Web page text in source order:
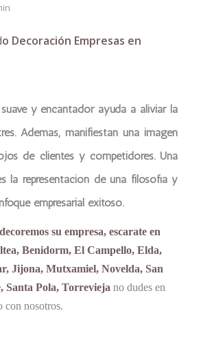
o Decoración Empresas en
y encantador ayuda a aliviar la
Además, manifiestan una imagen
de clientes y competidores. Una
la representación de una filosofía y
empresarial exitoso.
su empresa, escarate en
Benidorm, El Campello, Elda,
Jijona, Mutxamiel, Novelda, San
Santa Pola, Torrevieja no dudes en
con nosotros.